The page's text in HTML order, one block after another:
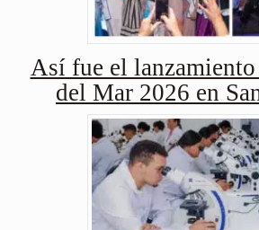
Así fue el lanzamiento
del Mar 2026 en